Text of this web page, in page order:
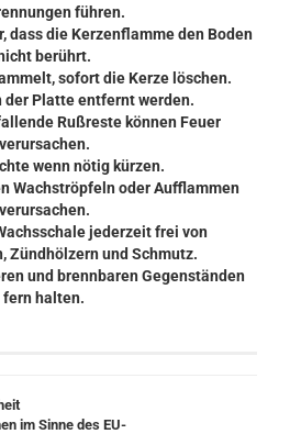
führen.
dass die Kerzenflamme den Boden
berührt.
sofort die Kerze löschen.
der Platte entfernt werden.
Rußreste können Feuer
verursachen.
wenn nötig kürzen.
Wachströpfeln oder Aufflammen
verursachen.
jederzeit frei von
Zündhölzern und Schmutz.
und brennbaren Gegenständen
fern halten.
im Sinne des EU-